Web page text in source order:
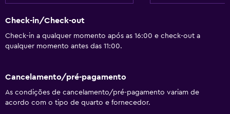
Check-in/Check-out
Check-in a qualquer momento após as 16:00 e check-out a
qualquer momento antes das 11:00.
Cancelamento/pré-pagamento
As condições de cancelamento/pré-pagamento variam de
acordo com o tipo de quarto e fornecedor.